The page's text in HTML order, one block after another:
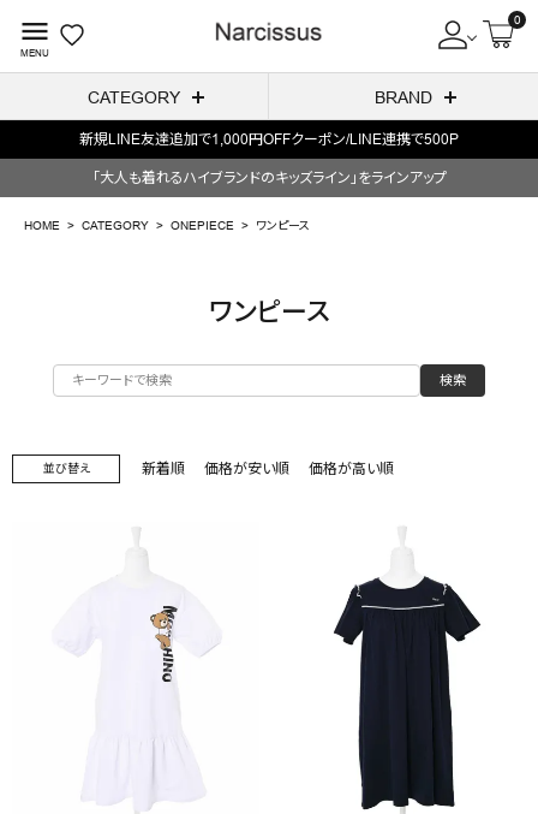
menu
MENU
0
CATEGORY BRAND
ようこそ ゲスト 様
search
NEW IN
BRAND
新規LINE友達追加で1,000円OFFクーポン/LINE連携で500P
「大人も着れるハイブランドのキッズライン」をラインアップ
HOME CATEGORY ONEPIECE ワンピース
ワンピース
検索
並び替え 新着順 価格が安い順 価格が高い順